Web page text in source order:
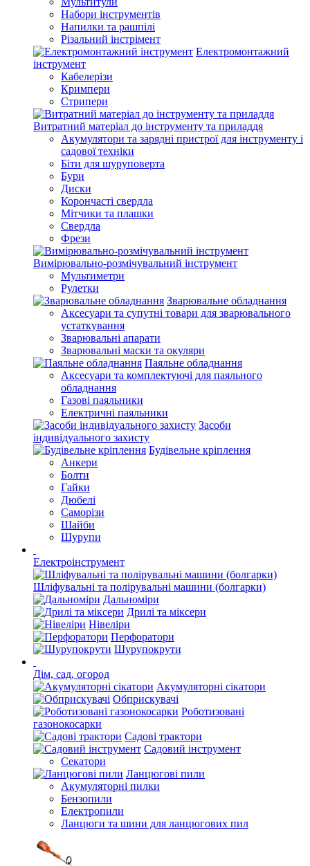
Набори інструментів
Напилки та рашпілі
Різальний інстрімент
Електромонтажний
інструмент
Кабелерізи
Кримпери
Стрипери
Витратний матеріал до інструменту та приладдя
Акумулятори та зарядні пристрої для інструменту і
садової техніки
Біти для шуруповерта
Бури
Диски
Корончасті свердла
Мітчики та плашки
Свердла
Фрези
Вимірювально-розмічувальний інструмент
Мультиметри
Рулетки
Зварювальне обладнання
Аксесуари та супутні товари для зварювального
устаткування
Зварювальні апарати
Зварювальні маски та окуляри
Паяльне обладнання
Аксесуари та комплектуючі для паяльного
обладнання
Газові паяльники
Електричні паяльники
Засоби
індивідуального захисту
Будівельне кріплення
Анкери
Болти
Гайки
Дюбелі
Саморізи
Шайби
Шурупи
Електроінструмент
Шліфувальні та полірувальні машини (болгарки)
Дальноміри
Дрилі та міксери
Нівеліри
Перфоратори
Шурупокрути
Дім, сад, огород
Акумуляторні сікатори
Обприскувачі
Роботизовані
газонокосарки
Садові трактори
Садовий інструмент
Секатори
Ланцюгові пили
Акумуляторні пилки
Бензопили
Електропили
Ланцюги та шини для ланцюгових пил